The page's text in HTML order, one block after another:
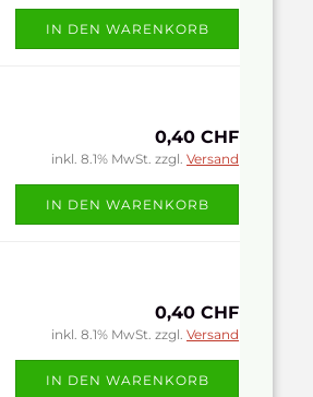
IN DEN WARENKORB
0,40 CHF
inkl. 8.1% MwSt. zzgl. Versand
IN DEN WARENKORB
0,40 CHF
inkl. 8.1% MwSt. zzgl. Versand
IN DEN WARENKORB